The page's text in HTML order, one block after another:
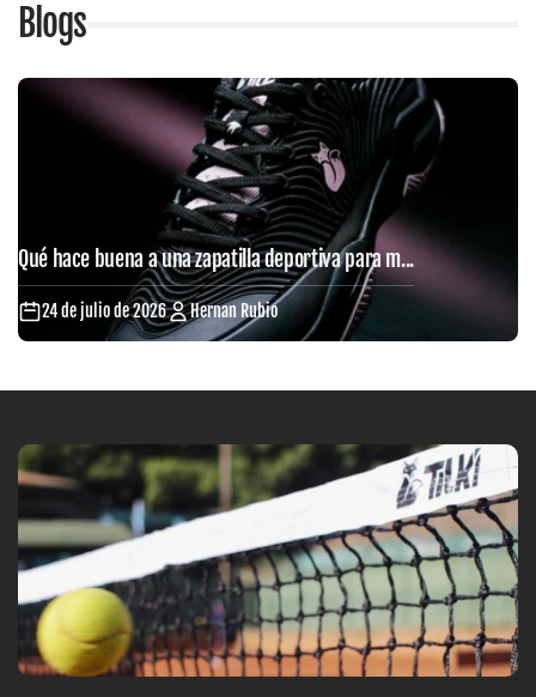
Blogs
Qué hace buena a una zapatilla deportiva para m...
24 de julio de 2026 Hernan Rubio